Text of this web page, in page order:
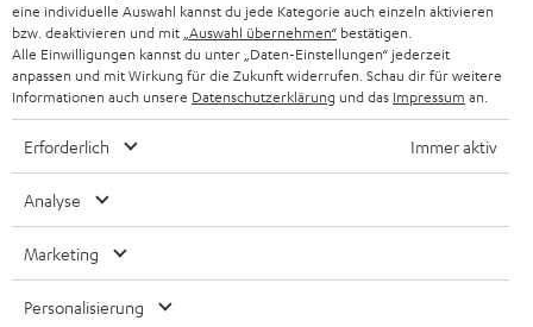
„… eine Fülle und Natürlichkeit, die stundenlanges Zuhören
ermöglichen.“
eine individuelle Auswahl kannst du jede Kategorie auch einzeln aktivieren
bzw. deaktivieren und mit „Auswahl übernehmen“ bestätigen.
Alle Einwilligungen kannst du unter „Daten-Einstellungen“ jederzeit
anpassen und mit Wirkung für die Zukunft widerrufen. Schau dir für weitere
Informationen auch unsere Datenschutzerklärung und das Impressum an.
Erforderlich Immer aktiv
Analyse
Marketing
Personalisierung